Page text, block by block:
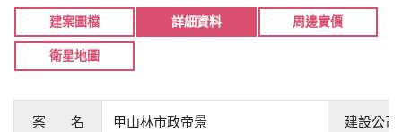
建案圖檔 詳細資料 周邊實價
衛星地圖
案 名 甲山林市政帝景 建設公司